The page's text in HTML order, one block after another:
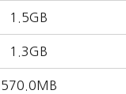
1.5GB
1.3GB
570.0MB